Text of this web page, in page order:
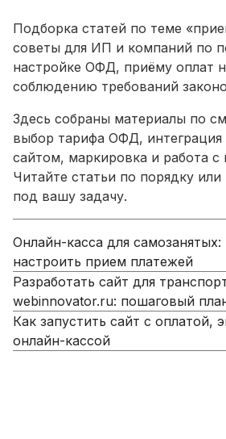
Подборка статей по теме
советы для ИП и компаний по
настройке ОФД, приёму оплат
соблюдению требований
Здесь собраны материалы по
выбор тарифа ОФД, интеграция
сайтом, маркировка и работа с
Читайте статьи по порядку
под вашу задачу.
Онлайн-касса для
настроить прием платежей
Разработать сайт для
webinnovator.ru: пошаговый
Как запустить сайт с оплатой,
онлайн-кассой